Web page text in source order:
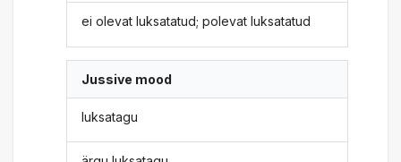
ei olevat luksatatud; polevat luksatatud
Jussive mood
luksatagu